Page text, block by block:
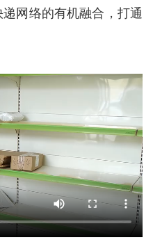
网络的有机融合，打通